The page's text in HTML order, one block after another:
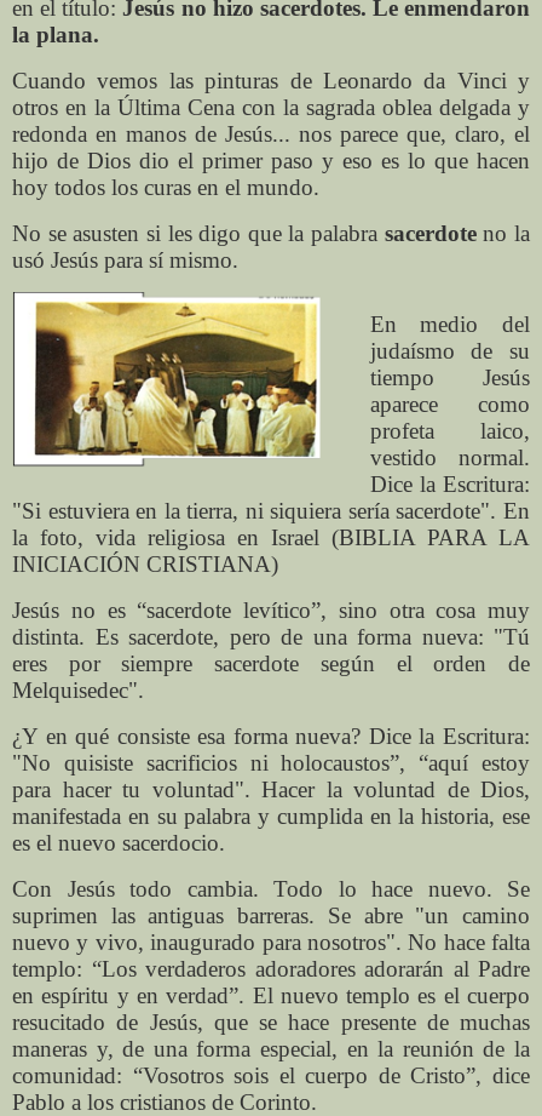
en el título:Jesús no hizo sacerdotes. Le enmendaron
la plana.
Cuando vemos las pinturas de Leonardo da Vinci y
otros en la Última Cena con la sagrada oblea delgada y
redonda en manos de Jesús... nos parece que, claro, el
hijo de Dios dio el primer paso y eso es lo que hacen
hoy todos los curas en el mundo.
No se asusten si les digo que la palabra sacerdoteno la
usó Jesús para sí mismo.
En medio del
judaísmo de su
tiempo Jesús
aparece como
profeta laico,
vestido normal.
Dice la Escritura:
"Si estuviera en la tierra, ni siquiera sería sacerdote". En
la foto, vida religiosa en Israel (BIBLIA PARA LA
INICIACIÓN CRISTIANA)
Jesús no es “sacerdote levítico”, sino otra cosa muy
distinta. Es sacerdote, pero de una forma nueva: "Tú
eres por siempre sacerdote según el orden de
Melquisedec".
¿Y en qué consiste esa forma nueva? Dice la Escritura:
"No quisiste sacrificios ni holocaustos”, “aquí estoy
para hacer tu voluntad". Hacer la voluntad de Dios,
manifestada en su palabra y cumplida en la historia, ese
es el nuevo sacerdocio.
Con Jesús todo cambia. Todo lo hace nuevo. Se
suprimen las antiguas barreras. Se abre "un camino
nuevo y vivo, inaugurado para nosotros". No hace falta
templo: “Los verdaderos adoradores adorarán al Padre
en espíritu y en verdad”. El nuevo templo es el cuerpo
resucitado de Jesús, que se hace presente de muchas
maneras y, de una forma especial, en la reunión de la
comunidad: “Vosotros sois el cuerpo de Cristo”, dice
Pablo a los cristianos de Corinto.